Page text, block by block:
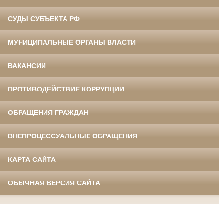
СУДЫ СУБЪЕКТА РФ
МУНИЦИПАЛЬНЫЕ ОРГАНЫ ВЛАСТИ
ВАКАНСИИ
ПРОТИВОДЕЙСТВИЕ КОРРУПЦИИ
ОБРАЩЕНИЯ ГРАЖДАН
ВНЕПРОЦЕССУАЛЬНЫЕ ОБРАЩЕНИЯ
КАРТА САЙТА
ОБЫЧНАЯ ВЕРСИЯ САЙТА